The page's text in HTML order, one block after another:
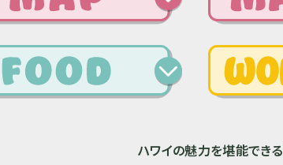
ハワイの魅力を堪能できる